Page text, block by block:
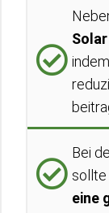
Bei
sollte
eine